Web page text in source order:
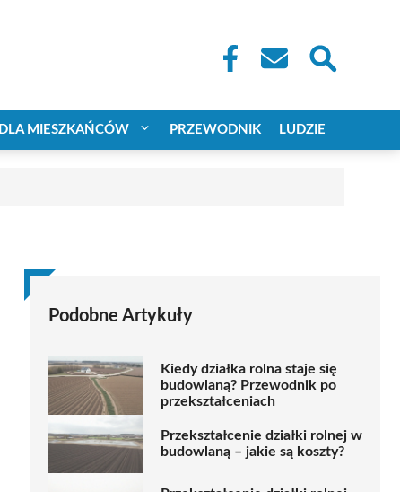
DLA MIESZKAŃCÓW PRZEWODNIK LUDZIE
Podobne Artykuły
Kiedy działka rolna staje się
budowlaną? Przewodnik po
przekształceniach
Przekształcenie działki rolnej w
budowlaną – jakie są koszty?